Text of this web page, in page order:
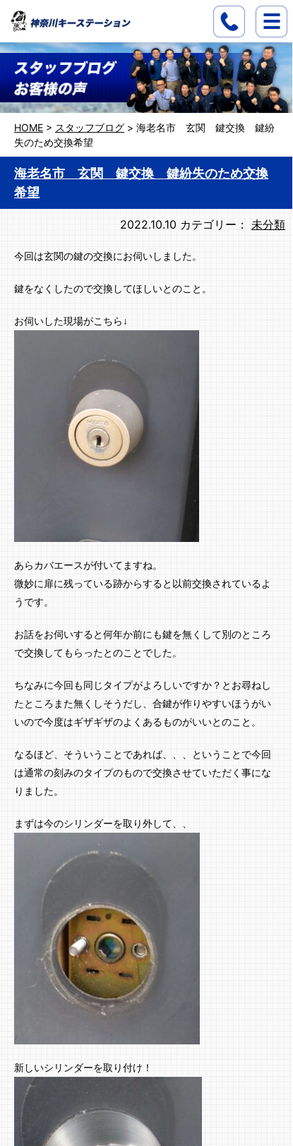
HOME > スタッフブログ > 海老名市 玄関 鍵交換 鍵紛
失のため交換希望
海老名市 玄関 鍵交換 鍵紛失のため交換
希望
2022.10.10 カテゴリー： 未分類
今回は玄関の鍵の交換にお伺いしました。
鍵をなくしたので交換してほしいとのこと。
お伺いした現場がこちら↓
あらカバエースが付いてますね。
微妙に扉に残っている跡からすると以前交換されているよ
うです。
お話をお伺いすると何年か前にも鍵を無くして別のところ
で交換してもらったとのことでした。
ちなみに今回も同じタイプがよろしいですか？とお尋ねし
たところまた無くしそうだし、合鍵が作りやすいほうがい
いので今度はギザギザのよくあるものがいいとのこと。
なるほど、そういうことであれば、、、ということで今回
は通常の刻みのタイプのもので交換させていただく事にな
りました。
まずは今のシリンダーを取り外して、、
新しいシリンダーを取り付け！